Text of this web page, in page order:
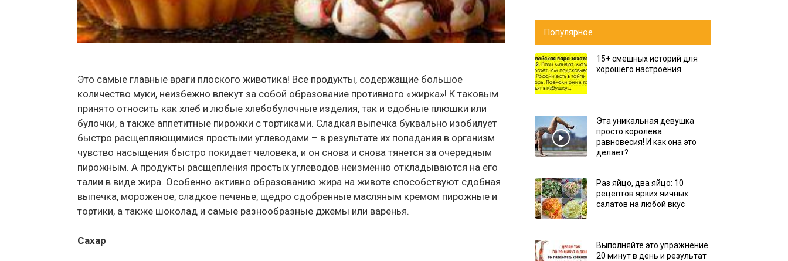
Это самые главные враги плоского животика! Все продукты, содержащие большое
количество муки, неизбежно влекут за собой образование противного «жирка»! К таковым
принято относить как хлеб и любые хлебобулочные изделия, так и сдобные плюшки или
булочки, а также аппетитные пирожки с тортиками. Сладкая выпечка буквально изобилует
быстро расщепляющимися простыми углеводами – в результате их попадания в организм
чувство насыщения быстро покидает человека, и он снова и снова тянется за очередным
пирожным. А продукты расщепления простых углеводов неизменно откладываются на его
талии в виде жира. Особенно активно образованию жира на животе способствуют сдобная
выпечка, мороженое, сладкое печенье, щедро сдобренные масляным кремом пирожные и
тортики, а также шоколад и самые разнообразные джемы или варенья.
Сахар
Популярное
15+ смешных историй для
хорошего настроения
Эта уникальная девушка
просто королева
равновесия! И как она это
делает?
Раз яйцо, два яйцо: 10
рецептов ярких яичных
салатов на любой вкус
Выполняйте это упражнение
20 минут в день и результат